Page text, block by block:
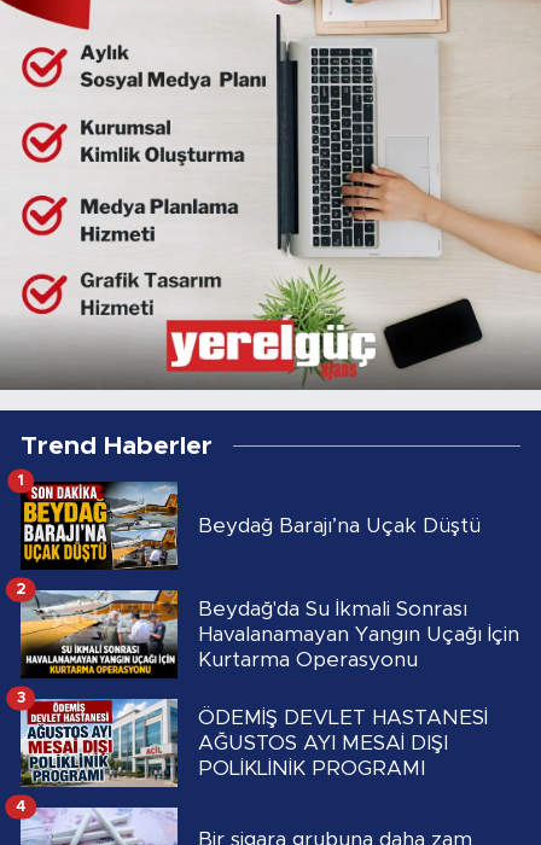
Trend Haberler
Beydağ Barajı’na Uçak Düştü
1
Beydağ'da Su İkmali Sonrası
Havalanamayan Yangın Uçağı İçin
Kurtarma Operasyonu
2
ÖDEMİŞ DEVLET HASTANESİ
AĞUSTOS AYI MESAİ DIŞI
POLİKLİNİK PROGRAMI
3
Bir sigara grubuna daha zam
4